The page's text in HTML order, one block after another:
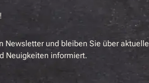
Newsletter und bleiben Sie über aktuelle
Neuigkeiten informiert.